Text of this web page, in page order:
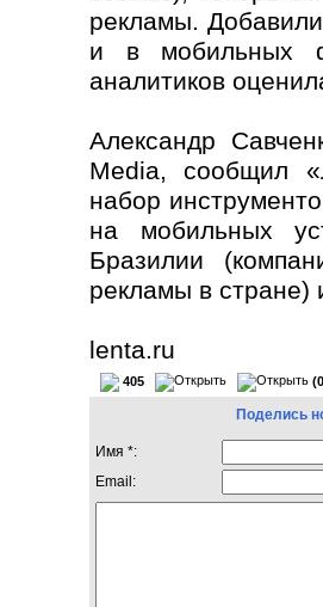
рекламы.
и в мобильных
аналитиков
Александр
Media, сообщил
набор
на мобильных
Бразилии
рекламы в стране)
lenta.ru
405
Поделись
Имя *:
Email: